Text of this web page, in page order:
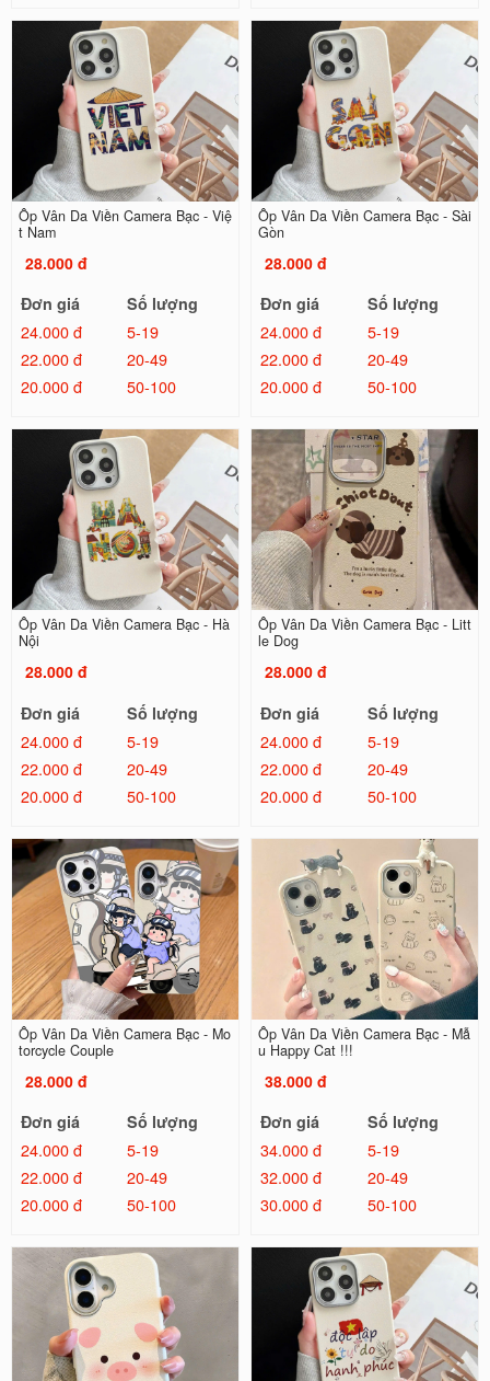
Ốp Vân Da Viền Camera Bạc - Việ
t Nam
28.000 đ
Đơn giá
Số lượng
24.000 đ
5-19
22.000 đ
20-49
20.000 đ
50-100
Ốp Vân Da Viền Camera Bạc - Sài
Gòn
28.000 đ
Đơn giá
Số lượng
24.000 đ
5-19
22.000 đ
20-49
20.000 đ
50-100
Ốp Vân Da Viền Camera Bạc - Hà
Nội
28.000 đ
Đơn giá
Số lượng
24.000 đ
5-19
22.000 đ
20-49
20.000 đ
50-100
Ốp Vân Da Viền Camera Bạc - Litt
le Dog
28.000 đ
Đơn giá
Số lượng
24.000 đ
5-19
22.000 đ
20-49
20.000 đ
50-100
Ốp Vân Da Viền Camera Bạc - Mo
torcycle Couple
28.000 đ
Đơn giá
Số lượng
24.000 đ
5-19
22.000 đ
20-49
20.000 đ
50-100
Ốp Vân Da Viền Camera Bạc - Mẫ
u Happy Cat !!!
38.000 đ
Đơn giá
Số lượng
34.000 đ
5-19
32.000 đ
20-49
30.000 đ
50-100